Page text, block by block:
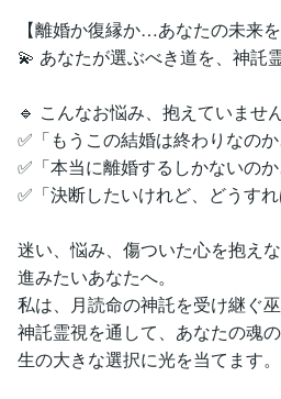
【離婚か復縁か…あなたの未来
💫 あなたが選ぶべき道を、神託
🔹 こんなお悩み、抱えていませ
✅「もうこの結婚は終わりなの
✅「本当に離婚するしかないの
✅「決断したいけれど、どうす
迷い、悩み、傷ついた心を抱え
進みたいあなたへ。
私は、月読命の神託を受け継ぐ巫
神託霊視を通して、あなたの魂
生の大きな選択に光を当てます。